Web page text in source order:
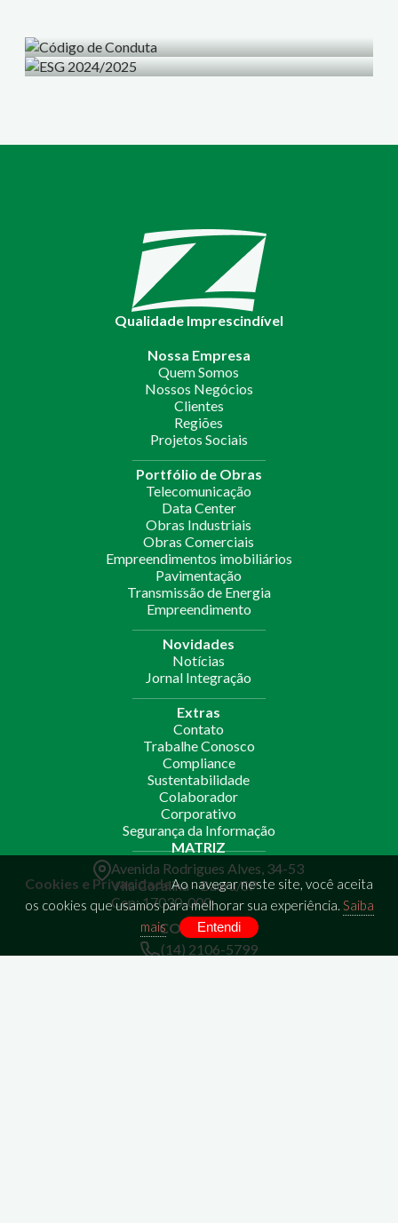
Qualidade Imprescindível
Nossa Empresa
Quem Somos
Nossos Negócios
Clientes
Regiões
Projetos Sociais
Portfólio de Obras
Telecomunicação
Data Center
Obras Industriais
Obras Comerciais
Empreendimentos imobiliários
Pavimentação
Transmissão de Energia
Empreendimento
Novidades
Notícias
Jornal Integração
Extras
Contato
Trabalhe Conosco
Compliance
Sustentabilidade
Colaborador
Corporativo
Segurança da Informação
MATRIZ
Avenida Rodrigues Alves, 34-53
Vila Coralina - Bauru/SP
Cep: 17030-000
CONTATOS
(14) 2106-5799
Cookies e PrivacidadeAo navegar neste site, você aceita
os cookies que usamos para melhorar sua experiência. Saiba
mais
Entendi